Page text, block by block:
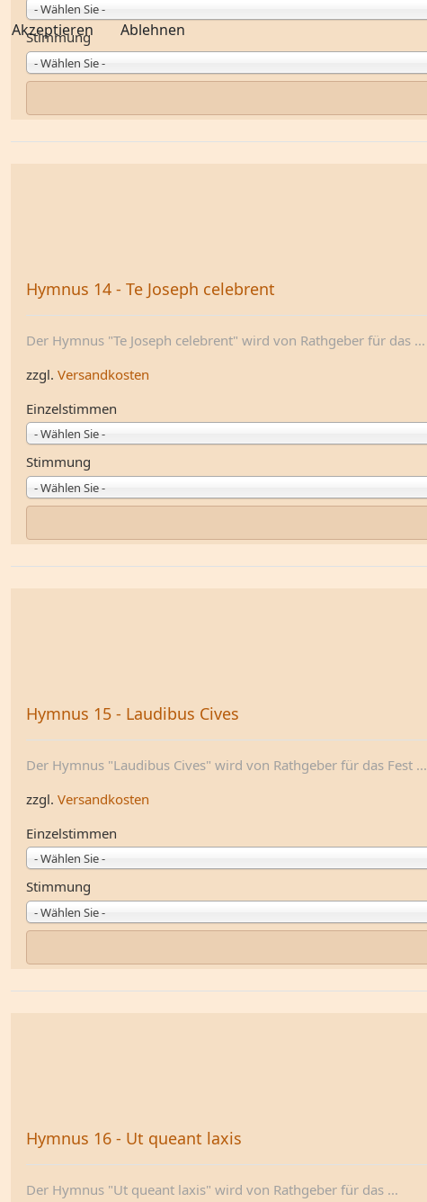
- Wählen Sie -
Stimmung
- Wählen Sie -
Hymnus 14 - Te Joseph celebrent
Der Hymnus "Te Joseph celebrent" wird von Rathgeber für das ...
zzgl. Versandkosten
Einzelstimmen
- Wählen Sie -
Stimmung
- Wählen Sie -
Hymnus 15 - Laudibus Cives
Der Hymnus "Laudibus Cives" wird von Rathgeber für das Fest ...
zzgl. Versandkosten
Einzelstimmen
- Wählen Sie -
Stimmung
- Wählen Sie -
Hymnus 16 - Ut queant laxis
Der Hymnus "Ut queant laxis" wird von Rathgeber für das ...
Akzeptieren Ablehnen